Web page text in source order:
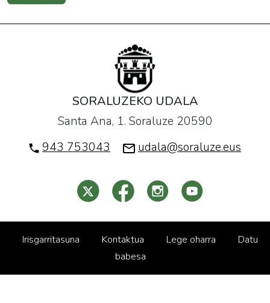
SORALUZEKO UDALA
Santa Ana, 1. Soraluze 20590
943 753043
udala@soraluze.eus
Irisgarritasuna Kontaktua Lege oharra
Datu
babesa